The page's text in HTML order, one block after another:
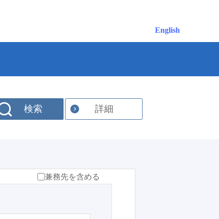
English
検索 詳細
兼務先を含める